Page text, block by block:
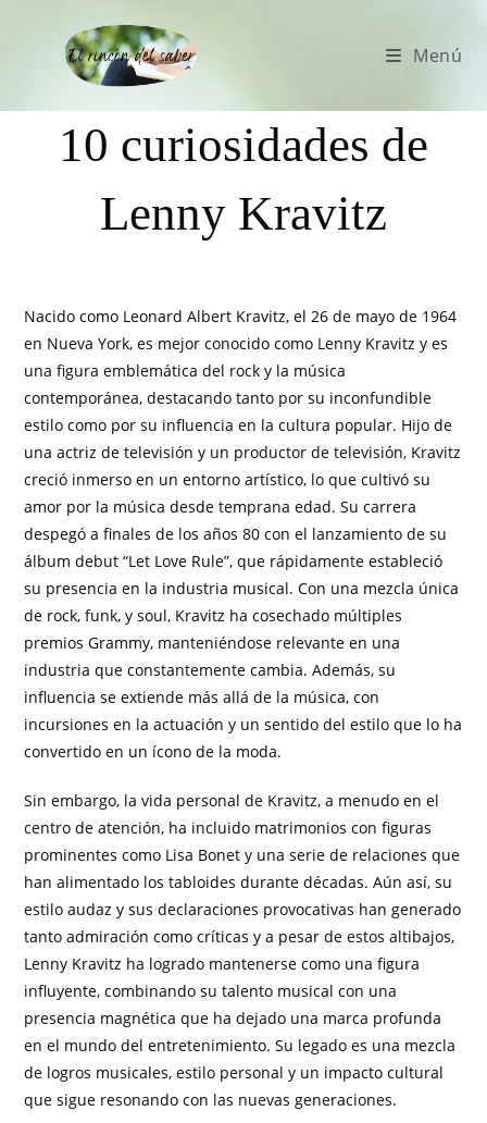
Menú
10 curiosidades de
Lenny Kravitz
Nacido como Leonard Albert Kravitz, el 26 de mayo de 1964
en Nueva York, es mejor conocido como Lenny Kravitz y es
una figura emblemática del rock y la música
contemporánea, destacando tanto por su inconfundible
estilo como por su influencia en la cultura popular. Hijo de
una actriz de televisión y un productor de televisión, Kravitz
creció inmerso en un entorno artístico, lo que cultivó su
amor por la música desde temprana edad. Su carrera
despegó a finales de los años 80 con el lanzamiento de su
álbum debut “Let Love Rule”, que rápidamente estableció
su presencia en la industria musical. Con una mezcla única
de rock, funk, y soul, Kravitz ha cosechado múltiples
premios Grammy, manteniéndose relevante en una
industria que constantemente cambia. Además, su
influencia se extiende más allá de la música, con
incursiones en la actuación y un sentido del estilo que lo ha
convertido en un ícono de la moda.
Sin embargo, la vida personal de Kravitz, a menudo en el
centro de atención, ha incluido matrimonios con figuras
prominentes como Lisa Bonet y una serie de relaciones que
han alimentado los tabloides durante décadas. Aún así, su
estilo audaz y sus declaraciones provocativas han generado
tanto admiración como críticas y a pesar de estos altibajos,
Lenny Kravitz ha logrado mantenerse como una figura
influyente, combinando su talento musical con una
presencia magnética que ha dejado una marca profunda
en el mundo del entretenimiento. Su legado es una mezcla
de logros musicales, estilo personal y un impacto cultural
que sigue resonando con las nuevas generaciones.